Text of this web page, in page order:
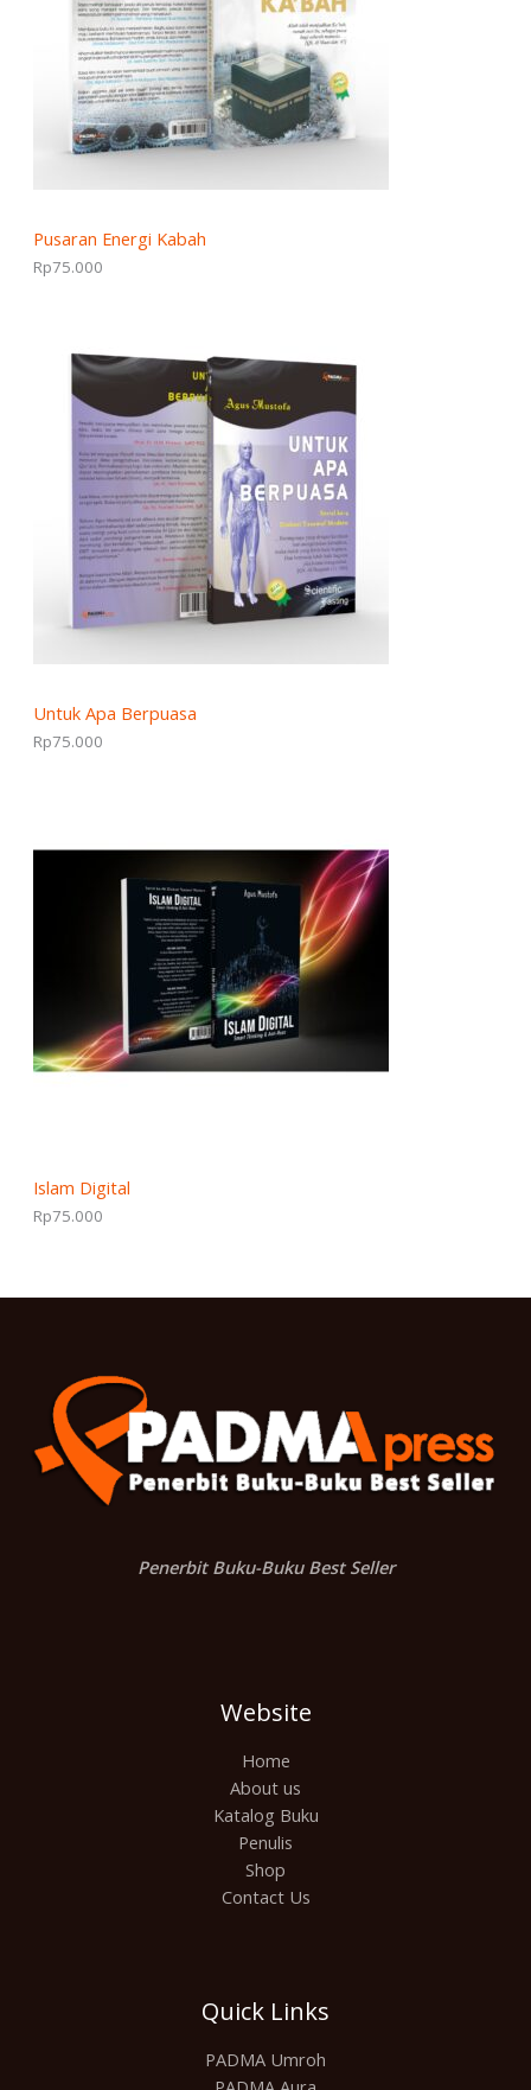
Pusaran Energi Kabah
Rp75.000
Untuk Apa Berpuasa
Rp75.000
Islam Digital
Rp75.000
Penerbit Buku-Buku Best Seller
Website
Home
About us
Katalog Buku
Penulis
Shop
Contact Us
Quick Links
PADMA Umroh